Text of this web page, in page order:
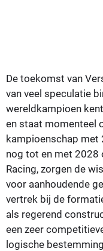
De toekomst van
van veel speculatie
wereldkampioen
en staat momenteel
kampioenschap met
nog tot en met 2028
Racing, zorgen de
voor aanhoudende
vertrek bij de
als regerend
een zeer
logische